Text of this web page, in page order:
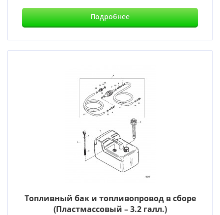
Подробнее
Топливный бак и топливопровод в сборе
(Пластмассовый – 3.2 галл.)